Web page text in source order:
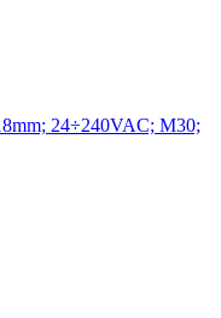
24÷240VAC; M30;